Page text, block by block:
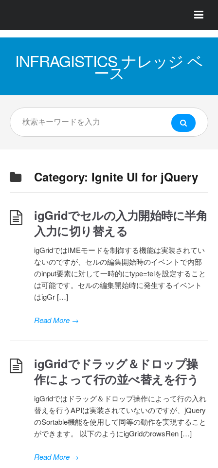
INFRAGISTICS ナレッジ ベ
ース
Category: Ignite UI for jQuery
igGridでセルの入力開始時に半角
入力に切り替える
igGridではIMEモードを制御する機能は実装されてい
ないのですが、セルの編集開始時のイベントで内部
のinput要素に対して一時的にtype=telを設定すること
は可能です。セルの編集開始時に発生するイベント
はigGr […]
Read More →
igGridでドラッグ＆ドロップ操
作によって行の並べ替えを行う
igGridではドラッグ＆ドロップ操作によって行の入れ
替えを行うAPIは実装されていないのですが、jQuery
のSortable機能を使用して同等の動作を実現すること
ができます。 以下のようにigGridのrowsRen […]
Read More →